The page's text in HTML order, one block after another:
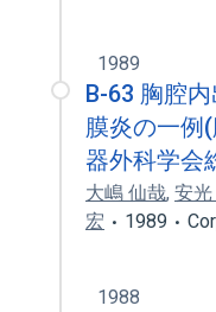
1989
B-63 胸腔
膜炎の一例
器外科学会
大嶋 仙哉, 安
宏
1989
1988